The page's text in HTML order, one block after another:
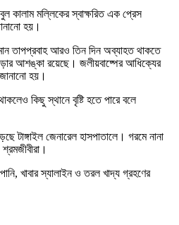
কালাম মল্লিকের স্বাক্ষরিত এক প্রেস
হয়।
তাপপ্রবাহ আরও তিন দিন অব্যাহত থাকতে
আশঙ্কা রয়েছে। জলীয়বাষ্পের আধিক্যের
হয়।
কিছু স্থানে বৃষ্টি হতে পারে বলে
টাঙ্গাইল জেনারেল হাসপাতালে। গরমে নানা
খাবার স্যালাইন ও তরল খাদ্য গ্রহণের